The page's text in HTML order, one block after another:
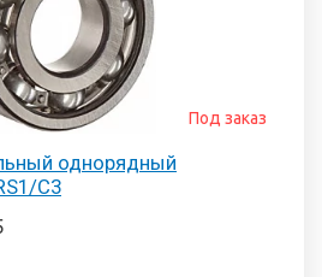
однорядный
C3
Под заказ